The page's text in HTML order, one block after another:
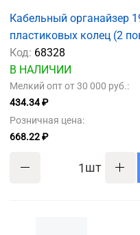
Кабельный органайзер
пластиковых колец (2
Код: 68328
В НАЛИЧИИ
Мелкий опт от 30 000 руб.:
434.34 ₽
Розничная цена:
668.22 ₽
шт